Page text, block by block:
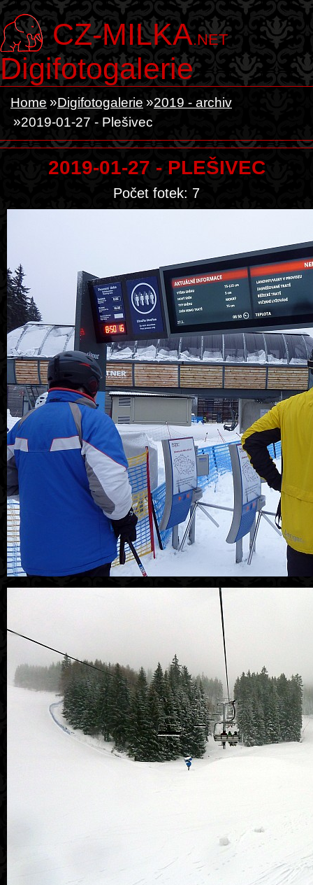
CZ-MILKA.NET
Digifotogalerie
Home Digifotogalerie
2019 - archiv
2019-01-27 - Plešivec
2019-01-27 - PLEŠIVEC
Počet fotek: 7